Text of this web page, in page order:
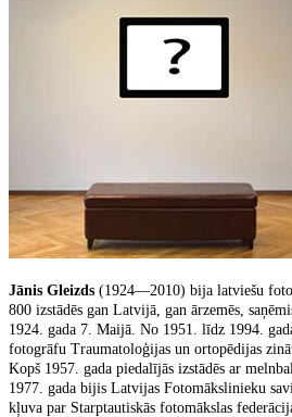
Jānis Gleizds (1924—2010) bija latviešu
800 izstādēs gan Latvijā, gan ārzemēs,
1924. gada 7. Maijā. No 1951. līdz 1994.
fotogrāfu Traumatoloģijas un ortopēdijas
Kopš 1957. gada piedalījās izstādēs ar
1977. gada bijis Latvijas Fotomākslinieku
kļuva par Starptautiskās fotomākslas